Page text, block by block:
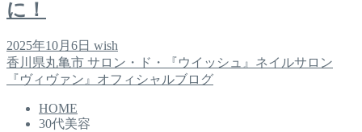
に！
2025年10月6日 wish
香川県丸亀市 サロン・ド・『ウイッシュ』ネイルサロン
『ヴィヴァン』オフィシャルブログ
HOME
30代美容